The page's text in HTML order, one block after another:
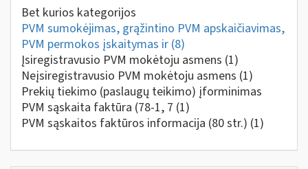
Bet kurios kategorijos
PVM sumokėjimas, grąžintino PVM apskaičiavimas,
PVM permokos įskaitymas ir (8)
Įsiregistravusio PVM mokėtoju asmens (1)
Neįsiregistravusio PVM mokėtoju asmens (1)
Prekių tiekimo (paslaugų teikimo) įforminimas
PVM sąskaita faktūra (78-1, 7 (1)
PVM sąskaitos faktūros informacija (80 str.) (1)